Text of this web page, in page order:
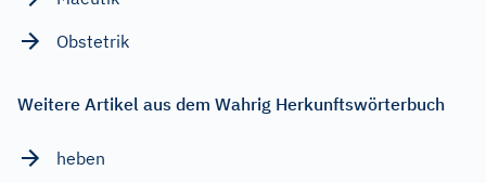
Obstetrik
Weitere Artikel aus dem Wahrig Herkunftswörterbuch
heben